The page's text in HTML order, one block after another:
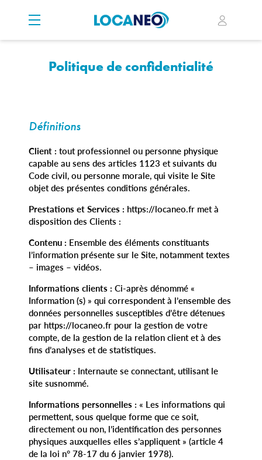
Politique de confidentialité
Définitions
Client : tout professionnel ou personne physique
capable au sens des articles 1123 et suivants du
Code civil, ou personne morale, qui visite le Site
objet des présentes conditions générales.
Prestations et Services : https://locaneo.fr met à
disposition des Clients :
Contenu : Ensemble des éléments constituants
l’information présente sur le Site, notamment textes
– images – vidéos.
Informations clients : Ci-après dénommé «
Information (s) » qui correspondent à l’ensemble des
données personnelles susceptibles d’être détenues
par https://locaneo.fr pour la gestion de votre
compte, de la gestion de la relation client et à des
fins d’analyses et de statistiques.
Utilisateur : Internaute se connectant, utilisant le
site susnommé.
Informations personnelles : « Les informations qui
permettent, sous quelque forme que ce soit,
directement ou non, l’identification des personnes
physiques auxquelles elles s’appliquent » (article 4
de la loi n° 78-17 du 6 janvier 1978).